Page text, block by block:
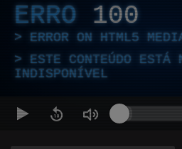
ERRO 100
ERROR ON HTML5
ESTE CONTEÚDO ESTÁ
INDISPONÍVEL